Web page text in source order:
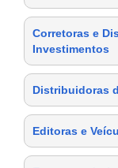
Corretoras e
Investimentos
Distribuidoras
Editoras e